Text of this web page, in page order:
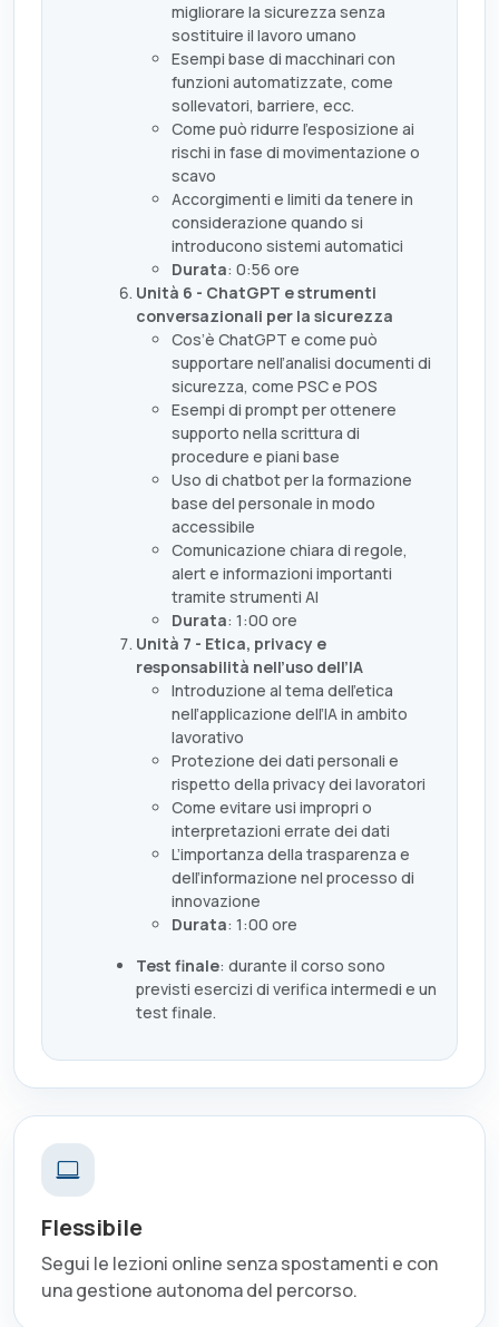
migliorare la sicurezza senza
sostituire il lavoro umano
Esempi base di macchinari con
funzioni automatizzate, come
sollevatori, barriere, ecc.
Come può ridurre l’esposizione ai
rischi in fase di movimentazione o
scavo
Accorgimenti e limiti da tenere in
considerazione quando si
introducono sistemi automatici
Durata: 0:56 ore
Unità 6 - ChatGPT e strumenti
conversazionali per la sicurezza
Cos’è ChatGPT e come può
supportare nell’analisi documenti di
sicurezza, come PSC e POS
Esempi di prompt per ottenere
supporto nella scrittura di
procedure e piani base
Uso di chatbot per la formazione
base del personale in modo
accessibile
Comunicazione chiara di regole,
alert e informazioni importanti
tramite strumenti AI
Durata: 1:00 ore
Unità 7 - Etica, privacy e
responsabilità nell’uso dell’IA
Introduzione al tema dell’etica
nell’applicazione dell’IA in ambito
lavorativo
Protezione dei dati personali e
rispetto della privacy dei lavoratori
Come evitare usi impropri o
interpretazioni errate dei dati
L’importanza della trasparenza e
dell’informazione nel processo di
innovazione
Durata: 1:00 ore
Test finale: durante il corso sono
previsti esercizi di verifica intermedi e un
test finale.
Flessibile
Segui le lezioni online senza spostamenti e con
una gestione autonoma del percorso.